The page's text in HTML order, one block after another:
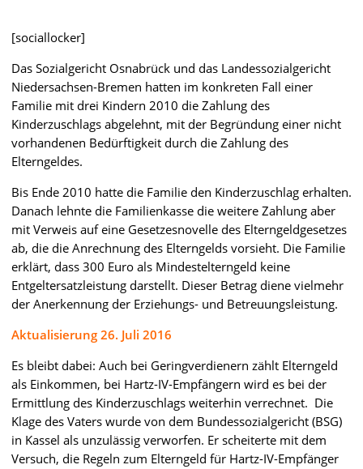
[sociallocker]
Das Sozialgericht Osnabrück und das Landessozialgericht
Niedersachsen-Bremen hatten im konkreten Fall einer
Familie mit drei Kindern 2010 die Zahlung des
Kinderzuschlags abgelehnt, mit der Begründung einer nicht
vorhandenen Bedürftigkeit durch die Zahlung des
Elterngeldes.
Bis Ende 2010 hatte die Familie den Kinderzuschlag erhalten.
Danach lehnte die Familienkasse die weitere Zahlung aber
mit Verweis auf eine Gesetzesnovelle des Elterngeldgesetzes
ab, die die Anrechnung des Elterngelds vorsieht. Die Familie
erklärt, dass 300 Euro als Mindestelterngeld keine
Entgeltersatzleistung darstellt. Dieser Betrag diene vielmehr
der Anerkennung der Erziehungs- und Betreuungsleistung.
Aktualisierung 26. Juli 2016
Es bleibt dabei: Auch bei Geringverdienern zählt Elterngeld
als Einkommen, bei Hartz-IV-Empfängern wird es bei der
Ermittlung des Kinderzuschlags weiterhin verrechnet. Die
Klage des Vaters wurde von dem Bundessozialgericht (BSG)
in Kassel als unzulässig verworfen. Er scheiterte mit dem
Versuch, die Regeln zum Elterngeld für Hartz-IV-Empfänger